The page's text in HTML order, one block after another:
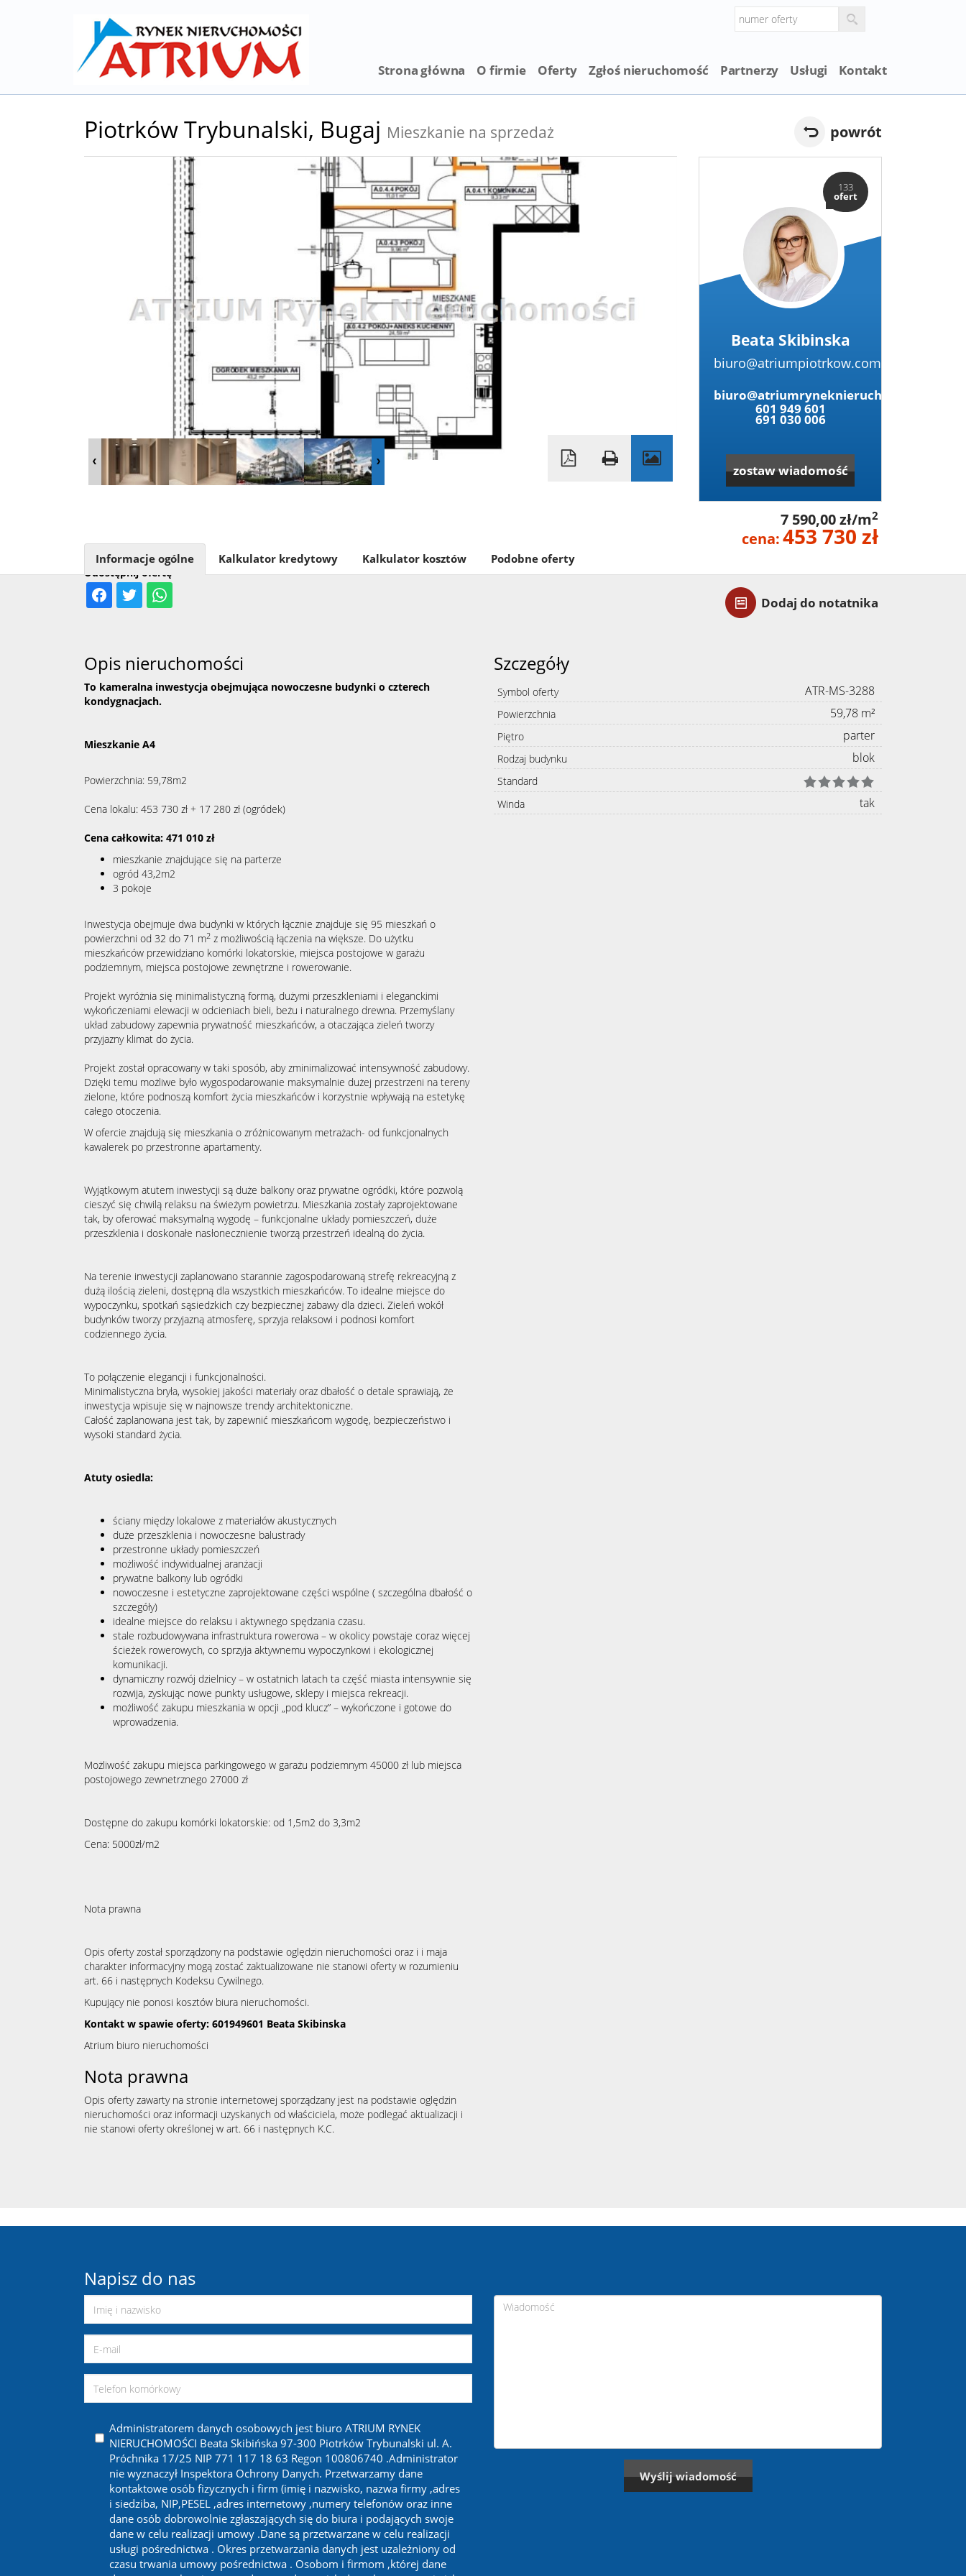
Strona główna O firmie Oferty Zgłoś nieruchomość Partnerzy Usługi Kontakt
Piotrków Trybunalski, Bugaj Mieszkanie na sprzedaż powrót
133
ofert
Beata Skibinska
biuro@atriumpiotrkow.com
biuro@atriumryneknieruchomosci.pl
601 949 601
691 030 006
zostaw wiadomość
7 590,00 zł/m2
cena:453 730 zł
Dodaj do notatnika
Udostępnij ofertę
Informacje ogólne Kalkulator kredytowy Kalkulator kosztów Podobne oferty
Opis nieruchomości
To kameralna inwestycja obejmująca nowoczesne budynki o czterech
kondygnacjach.
Mieszkanie A4
Powierzchnia: 59,78m2
Cena lokalu: 453 730 zł + 17 280 zł (ogródek)
Cena całkowita: 471 010 zł
mieszkanie znajdujące się na parterze
ogród 43,2m2
3 pokoje
Inwestycja obejmuje dwa budynki w których łącznie znajduje się 95 mieszkań o
powierzchni od 32 do 71 m2 z możliwością łączenia na większe. Do użytku
mieszkańców przewidziano komórki lokatorskie, miejsca postojowe w garażu
podziemnym, miejsca postojowe zewnętrzne i rowerowanie.
Projekt wyróżnia się minimalistyczną formą, dużymi przeszkleniami i eleganckimi
wykończeniami elewacji w odcieniach bieli, beżu i naturalnego drewna. Przemyślany
układ zabudowy zapewnia prywatność mieszkańców, a otaczająca zieleń tworzy
przyjazny klimat do życia.
Projekt został opracowany w taki sposób, aby zminimalizować intensywność zabudowy.
Dzięki temu możliwe było wygospodarowanie maksymalnie dużej przestrzeni na tereny
zielone, które podnoszą komfort życia mieszkańców i korzystnie wpływają na estetykę
całego otoczenia.
W ofercie znajdują się mieszkania o zróżnicowanym metrażach- od funkcjonalnych
kawalerek po przestronne apartamenty.
Wyjątkowym atutem inwestycji są duże balkony oraz prywatne ogródki, które pozwolą
cieszyć się chwilą relaksu na świeżym powietrzu. Mieszkania zostały zaprojektowane
tak, by oferować maksymalną wygodę – funkcjonalne układy pomieszczeń, duże
przeszklenia i doskonałe nasłonecznienie tworzą przestrzeń idealną do życia.
Na terenie inwestycji zaplanowano starannie zagospodarowaną strefę rekreacyjną z
dużą ilością zieleni, dostępną dla wszystkich mieszkańców. To idealne miejsce do
wypoczynku, spotkań sąsiedzkich czy bezpiecznej zabawy dla dzieci. Zieleń wokół
budynków tworzy przyjazną atmosferę, sprzyja relaksowi i podnosi komfort
codziennego życia.
To połączenie elegancji i funkcjonalności.
Minimalistyczna bryła, wysokiej jakości materiały oraz dbałość o detale sprawiają, że
inwestycja wpisuje się w najnowsze trendy architektoniczne.
Całość zaplanowana jest tak, by zapewnić mieszkańcom wygodę, bezpieczeństwo i
wysoki standard życia.
Atuty osiedla:
ściany między lokalowe z materiałów akustycznych
duże przeszklenia i nowoczesne balustrady
przestronne układy pomieszczeń
możliwość indywidualnej aranżacji
prywatne balkony lub ogródki
nowoczesne i estetyczne zaprojektowane części wspólne ( szczególna dbałość o
szczegóły)
idealne miejsce do relaksu i aktywnego spędzania czasu.
stale rozbudowywana infrastruktura rowerowa – w okolicy powstaje coraz więcej
ścieżek rowerowych, co sprzyja aktywnemu wypoczynkowi i ekologicznej
komunikacji.
dynamiczny rozwój dzielnicy – w ostatnich latach ta część miasta intensywnie się
rozwija, zyskując nowe punkty usługowe, sklepy i miejsca rekreacji.
możliwość zakupu mieszkania w opcji „pod klucz” – wykończone i gotowe do
wprowadzenia.
Możliwość zakupu miejsca parkingowego w garażu podziemnym 45000 zł lub miejsca
postojowego zewnetrznego 27000 zł
Dostępne do zakupu komórki lokatorskie: od 1,5m2 do 3,3m2
Cena: 5000zł/m2
Nota prawna
Opis oferty został sporządzony na podstawie oględzin nieruchomości oraz i i maja
charakter informacyjny mogą zostać zaktualizowane nie stanowi oferty w rozumieniu
art. 66 i następnych Kodeksu Cywilnego.
Kupujący nie ponosi kosztów biura nieruchomości.
Kontakt w spawie oferty: 601949601 Beata Skibinska
Atrium biuro nieruchomości
Nota prawna
Opis oferty zawarty na stronie internetowej sporządzany jest na podstawie oględzin
nieruchomości oraz informacji uzyskanych od właściciela, może podlegać aktualizacji i
nie stanowi oferty określonej w art. 66 i następnych K.C.
Szczegóły
Symbol oferty ATR-MS-3288
Powierzchnia 59,78 m²
Piętro parter
Rodzaj budynku blok
Standard
Winda
tak
Napisz do nas
Administratorem danych osobowych jest biuro ATRIUM RYNEK
NIERUCHOMOŚCI Beata Skibińska 97-300 Piotrków Trybunalski ul. A.
Próchnika 17/25 NIP 771 117 18 63 Regon 100806740 .Administrator
nie wyznaczył Inspektora Ochrony Danych. Przetwarzamy dane
kontaktowe osób fizycznych i firm (imię i nazwisko, nazwa firmy ,adres
i siedziba, NIP,PESEL ,adres internetowy ,numery telefonów oraz inne
dane osób dobrowolnie zgłaszających się do biura i podających swoje
dane w celu realizacji umowy .Dane są przetwarzane w celu realizacji
usługi pośrednictwa . Okres przetwarzania danych jest uzależniony od
czasu trwania umowy pośrednictwa . Osobom i firmom ,której dane